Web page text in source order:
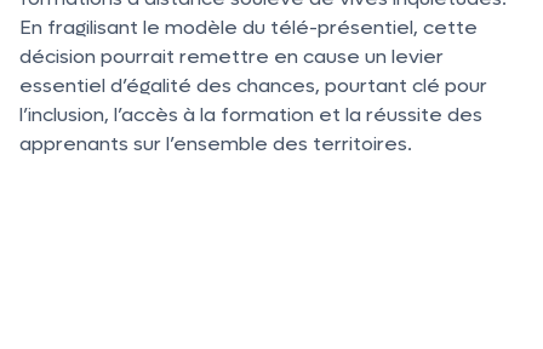
En fragilisant le modèle du télé-présentiel, cette
décision pourrait remettre en cause un levier
essentiel d’égalité des chances, pourtant clé pour
l’inclusion, l’accès à la formation et la réussite des
apprenants sur l’ensemble des territoires.